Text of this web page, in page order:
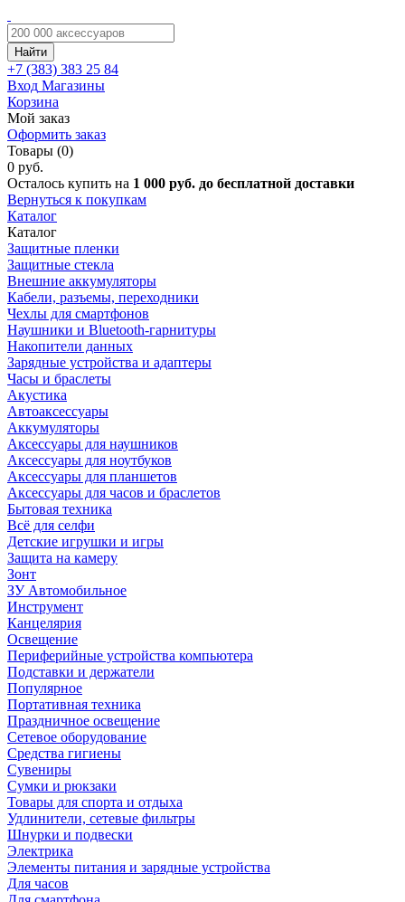
Найти
+7 (383) 383 25 84
Вход Магазины
Корзина
Мой заказ
Оформить заказ
Товары (0)
0 руб.
Осталось купить на 1 000 руб. до бесплатной доставки
Вернуться к покупкам
Каталог
Каталог
Защитные пленки
Защитные стекла
Внешние аккумуляторы
Кабели, разъемы, переходники
Чехлы для смартфонов
Наушники и Bluetooth-гарнитуры
Накопители данных
Зарядные устройства и адаптеры
Часы и браслеты
Акустика
Автоаксессуары
Аккумуляторы
Аксессуары для наушников
Аксессуары для ноутбуков
Аксессуары для планшетов
Аксессуары для часов и браслетов
Бытовая техника
Всё для селфи
Детские игрушки и игры
Защита на камеру
Зонт
ЗУ Автомобильное
Инструмент
Канцелярия
Освещение
Периферийные устройства компьютера
Подставки и держатели
Популярное
Портативная техника
Праздничное освещение
Сетевое оборудование
Средства гигиены
Сувениры
Сумки и рюкзаки
Товары для спорта и отдыха
Удлинители, сетевые фильтры
Шнурки и подвески
Электрика
Элементы питания и зарядные устройства
Для часов